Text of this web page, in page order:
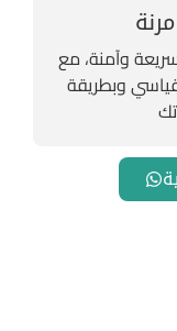
وآمنة، مع
وبطريقة